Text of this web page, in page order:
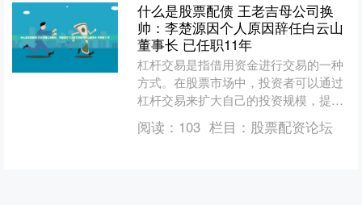
什么是股票配债 王老吉母公司换
帅：李楚源因个人原因辞任白云山
董事长 已任职11年
杠杆交易是指借用资金进行交易的一种
方式。在股票市场中，投资者可以通过
杠杆交易来扩大自己的投资规模，提高
投资收益。杠杆交易通常通过借贷资金
购买更多的股票或其他金融....
阅读： 103 栏目： 股票配资论坛